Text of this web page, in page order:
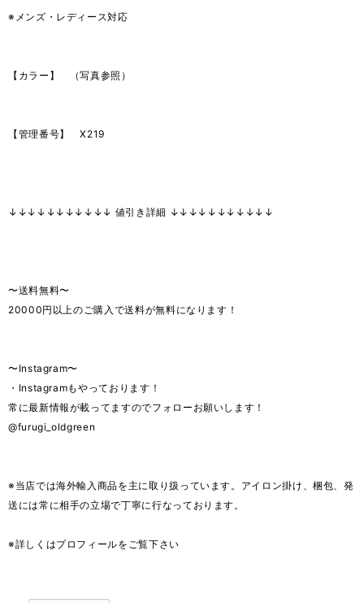
※メンズ・レディース対応
【カラー】 （写真参照）
【管理番号】 X219
↓↓↓↓↓↓↓↓↓↓↓ 値引き詳細 ↓↓↓↓↓↓↓↓↓↓↓
〜送料無料〜
20000円以上のご購入で送料が無料になります！
〜Instagram〜
・Instagramもやっております！
常に最新情報が載ってますのでフォローお願いします！
@furugi_oldgreen
※当店では海外輸入商品を主に取り扱っています。アイロン掛け、梱包、発
送には常に相手の立場で丁寧に行なっております。
※詳しくはプロフィールをご覧下さい